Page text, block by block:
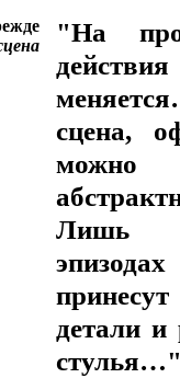
"На
сцена,
Лишь
детали и